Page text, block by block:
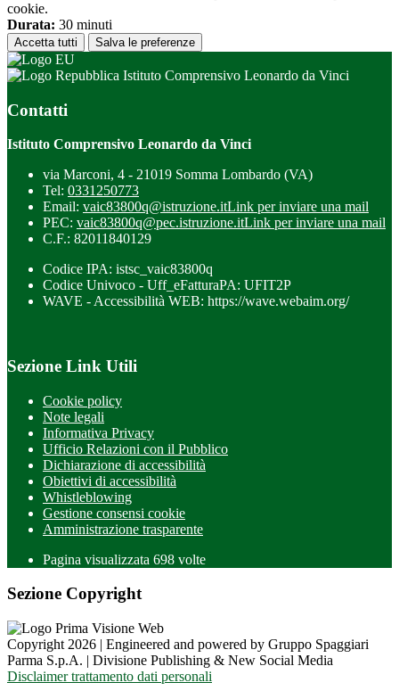
cookie.
Durata: 30 minuti
Accetta tutti Salva le preferenze
Istituto Comprensivo Leonardo da Vinci
Contatti
Istituto Comprensivo Leonardo da Vinci
via Marconi, 4 - 21019 Somma Lombardo (VA)
Tel: 0331250773
Email: vaic83800q@istruzione.itLink per inviare una mail
PEC: vaic83800q@pec.istruzione.itLink per inviare una mail
C.F.: 82011840129
Codice IPA: istsc_vaic83800q
Codice Univoco - Uff_eFatturaPA: UFIT2P
WAVE - Accessibilità WEB: https://wave.webaim.org/
Sezione Link Utili
Cookie policy
Note legali
Informativa Privacy
Ufficio Relazioni con il Pubblico
Dichiarazione di accessibilità
Obiettivi di accessibilità
Whistleblowing
Gestione consensi cookie
Amministrazione trasparente
Pagina visualizzata 698 volte
Sezione Copyright
Copyright 2026 | Engineered and powered by Gruppo Spaggiari
Parma S.p.A. | Divisione Publishing & New Social Media
Disclaimer trattamento dati personali